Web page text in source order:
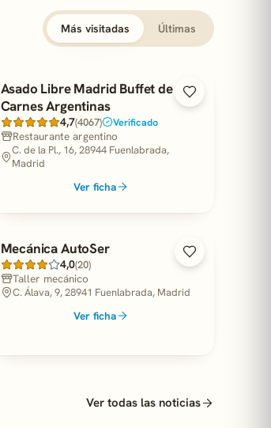
Más visitadas Últimas
Asado Libre Madrid Buffet de
Carnes Argentinas
4,7(4067) Verificado
Restaurante argentino
C. de la Pl., 16, 28944 Fuenlabrada,
Madrid
Ver ficha
Mecánica AutoSer
4,0(20)
Taller mecánico
C. Álava, 9, 28941 Fuenlabrada, Madrid
Ver ficha
Ver todas las noticias